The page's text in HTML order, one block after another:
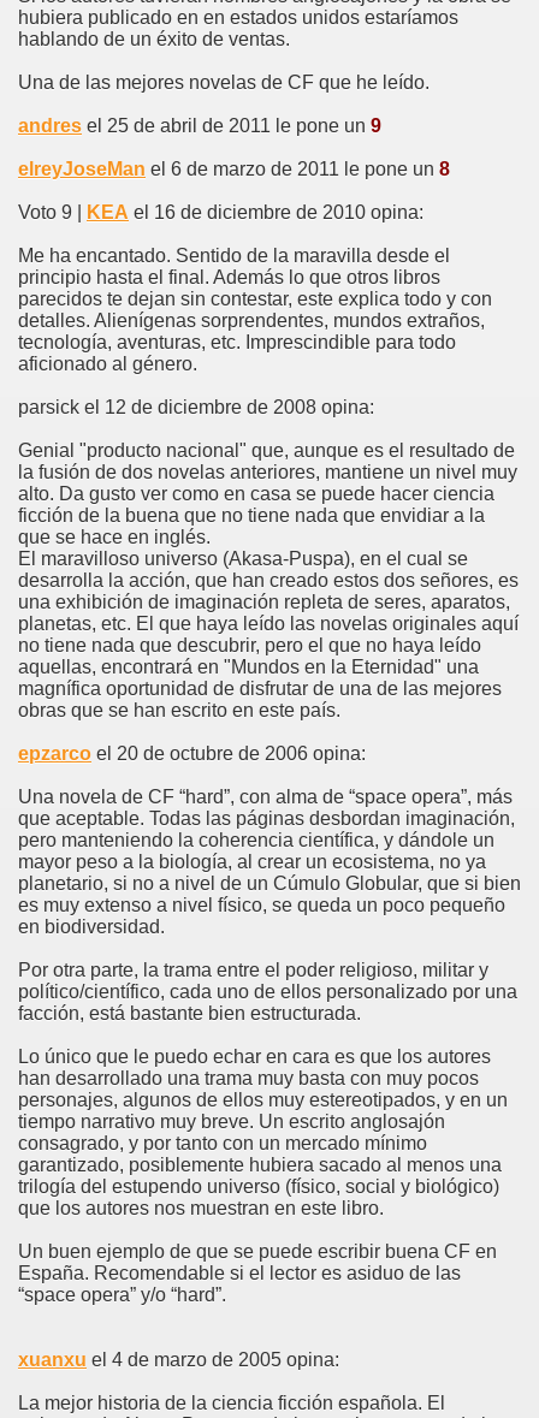
hubiera publicado en en estados unidos estaríamos
hablando de un éxito de ventas.
Una de las mejores novelas de CF que he leído.
andres el 25 de abril de 2011 le pone un 9
elreyJoseMan el 6 de marzo de 2011 le pone un 8
Voto 9 | KEA el 16 de diciembre de 2010 opina:
Me ha encantado. Sentido de la maravilla desde el
principio hasta el final. Además lo que otros libros
parecidos te dejan sin contestar, este explica todo y con
detalles. Alienígenas sorprendentes, mundos extraños,
tecnología, aventuras, etc. Imprescindible para todo
aficionado al género.
parsick el 12 de diciembre de 2008 opina:
Genial "producto nacional" que, aunque es el resultado de
la fusión de dos novelas anteriores, mantiene un nivel muy
alto. Da gusto ver como en casa se puede hacer ciencia
ficción de la buena que no tiene nada que envidiar a la
que se hace en inglés.
El maravilloso universo (Akasa-Puspa), en el cual se
desarrolla la acción, que han creado estos dos señores, es
una exhibición de imaginación repleta de seres, aparatos,
planetas, etc. El que haya leído las novelas originales aquí
no tiene nada que descubrir, pero el que no haya leído
aquellas, encontrará en "Mundos en la Eternidad" una
magnífica oportunidad de disfrutar de una de las mejores
obras que se han escrito en este país.
epzarco el 20 de octubre de 2006 opina:
Una novela de CF “hard”, con alma de “space opera”, más
que aceptable. Todas las páginas desbordan imaginación,
pero manteniendo la coherencia científica, y dándole un
mayor peso a la biología, al crear un ecosistema, no ya
planetario, si no a nivel de un Cúmulo Globular, que si bien
es muy extenso a nivel físico, se queda un poco pequeño
en biodiversidad.
Por otra parte, la trama entre el poder religioso, militar y
político/científico, cada uno de ellos personalizado por una
facción, está bastante bien estructurada.
Lo único que le puedo echar en cara es que los autores
han desarrollado una trama muy basta con muy pocos
personajes, algunos de ellos muy estereotipados, y en un
tiempo narrativo muy breve. Un escrito anglosajón
consagrado, y por tanto con un mercado mínimo
garantizado, posiblemente hubiera sacado al menos una
trilogía del estupendo universo (físico, social y biológico)
que los autores nos muestran en este libro.
Un buen ejemplo de que se puede escribir buena CF en
España. Recomendable si el lector es asiduo de las
“space opera” y/o “hard”.
xuanxu el 4 de marzo de 2005 opina:
La mejor historia de la ciencia ficción española. El